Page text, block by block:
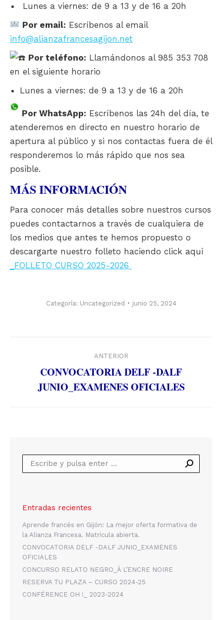
Lunes a viernes: de 9 a 13 y de 16 a 20h
Por email: Escríbenos al email
info@alianzafrancesagijon.net
Por teléfono: Llamándonos al 985 353 708
en el siguiente horario
Lunes a viernes: de 9 a 13 y de 16 a 20h
Por WhatsApp: Escríbenos las 24h del día, te
atenderemos en directo en nuestro horario de
apertura al público y si nos contactas fuera de él
responderemos lo más rápido que nos sea
posible.
MÁS INFORMACIÓN
Para conocer más detalles sobre nuestros cursos
puedes contactarnos a través de cualquiera de
los medios que antes te hemos propuesto o
descargarte nuestro folleto haciendo click aqui
_FOLLETO CURSO 2025-2026
Categoría: Uncategorized junio 25, 2024
publicaciones
ANTERIOR
Publicación
anterior:
CONVOCATORIA DELF -DALF
JUNIO_EXAMENES OFICIALES
Entradas recientes
Aprende francés en Gijón: La mejor oferta formativa de
la Alianza Francesa. Matrícula abierta.
CONVOCATORIA DELF -DALF JUNIO_EXAMENES
OFICIALES
CONCURSO RELATO NEGRO_À L’ENCRE NOIRE
RESERVA TU PLAZA – CURSO 2024-25
CONFÉRENCE OH !_ 2023-2024